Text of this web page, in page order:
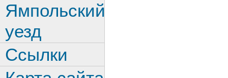
Ямпольский
уезд
Ссылки